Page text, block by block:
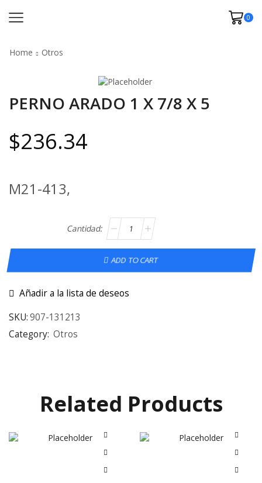
0
Home Otros
PERNO ARADO 1 X 7/8 X 5
$236.34
M21-413,
ADD TO CART
Añadir a la lista de deseos
SKU:907-131213
Category: Otros
Related Products